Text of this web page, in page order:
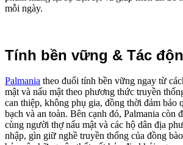
mỗi ngày.
Tính bền vững & Tác
Palmania theo đuổi tính bền vững ngay từ
mật và nấu mật theo phương thức truyền
can thiệp, không phụ gia, đồng thời đảm bảo
bạch và an toàn. Bên cạnh đó, Palmania còn
cùng người thợ nấu mật và các hộ dân địa
nhập, gìn giữ nghề truyền thống của đồng